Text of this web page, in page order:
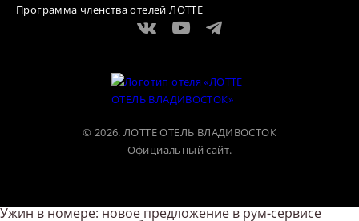
© 2026. ЛОТТЕ ОТЕЛЬ ВЛАДИВОСТОК
Официальный сайт.
Программа членства отелей ЛОТТЕ
Виджет объявлений
Ужин в номере: новое предложение в рум-сервисе